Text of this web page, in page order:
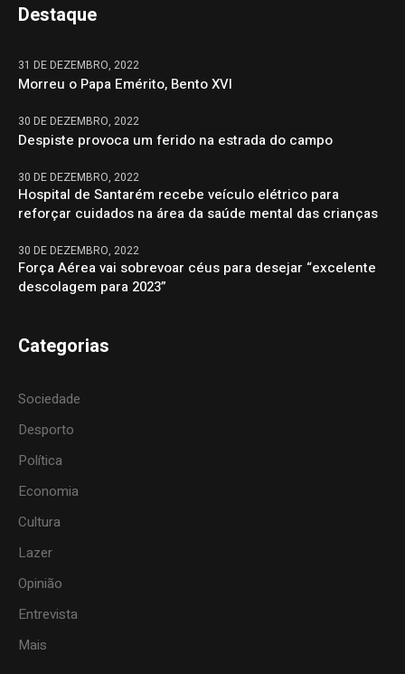
Destaque
31 DE DEZEMBRO, 2022
Morreu o Papa Emérito, Bento XVI
30 DE DEZEMBRO, 2022
Despiste provoca um ferido na estrada do campo
30 DE DEZEMBRO, 2022
Hospital de Santarém recebe veículo elétrico para
reforçar cuidados na área da saúde mental das crianças
30 DE DEZEMBRO, 2022
Força Aérea vai sobrevoar céus para desejar “excelente
descolagem para 2023”
Categorias
Sociedade
Desporto
Política
Economia
Cultura
Lazer
Opinião
Entrevista
Mais